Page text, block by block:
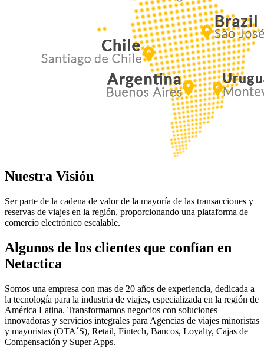
Nuestra Visión
Ser parte de la cadena de valor de la mayoría de las transacciones y
reservas de viajes en la región, proporcionando una plataforma de
comercio electrónico escalable.
Algunos de los clientes que confían en
Netactica
Somos una empresa con mas de 20 años de experiencia, dedicada a
la tecnología para la industria de viajes, especializada en la región de
América Latina. Transformamos negocios con soluciones
innovadoras y servicios integrales para Agencias de viajes minoristas
y mayoristas (OTA´S), Retail, Fintech, Bancos, Loyalty, Cajas de
Compensación y Super Apps.